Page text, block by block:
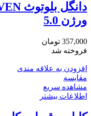
ورژن 5.0
357,000 تومان
فروخته شد
افزودن به علاقه مندی
مقایسه
مشاهده سریع
اطلاعات بیشتر